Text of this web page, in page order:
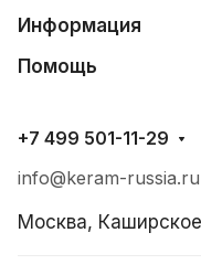
Информация
Помощь
+7 499 501-11-29
info@keram-russia.ru
Москва,